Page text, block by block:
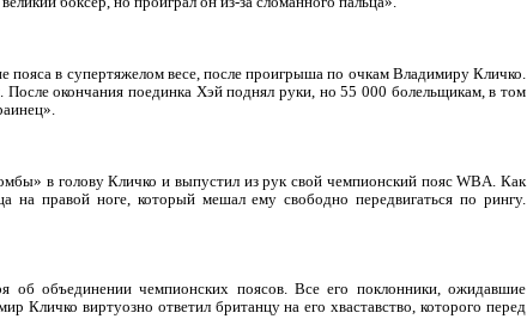
в супертяжелом весе, после проигрыша по очкам Владимиру Кличко.
После окончания поединка Хэй поднял руки, но 55 000 болельщикам, в том
в голову Кличко и выпустил из рук свой чемпионский пояс WBA. Как
на правой ноге, который мешал ему свободно передвигаться по рингу.
объединении чемпионских поясов. Все его поклонники, ожидавшие
виртуозно ответил британцу на его хваставство, которого перед